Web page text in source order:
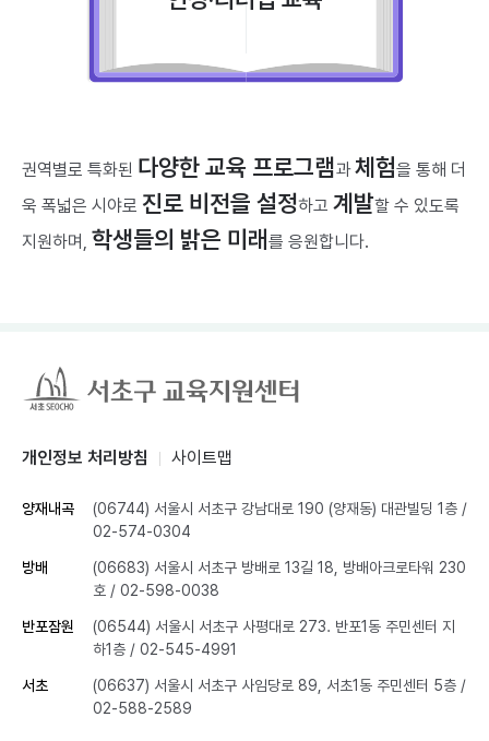
권역별로 특화된 다양한 교육 프로그램과체험을 통해 더
욱 폭넓은 시야로 진로 비전을 설정하고 계발할 수 있도록
지원하며, 학생들의 밝은 미래를 응원합니다.
개인정보 처리방침 사이트맵
양재내곡 (06744) 서울시 서초구 강남대로 190 (양재동) 대관빌딩 1층 /
02-574-0304
방배
(06683) 서울시 서초구 방배로 13길 18, 방배아크로타워 230
호 / 02-598-0038
반포잠원
(06544) 서울시 서초구 사평대로 273. 반포1동 주민센터 지
하1층 / 02-545-4991
서초 (06637) 서울시 서초구 사임당로 89, 서초1동 주민센터 5층 /
02-588-2589